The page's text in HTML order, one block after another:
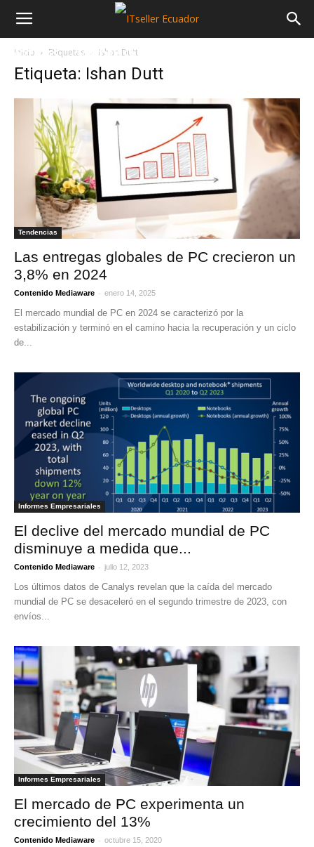
NOTICIAS MAYORISTAS
Inicio Etiquetas Ishan Dutt
Etiqueta: Ishan Dutt
Tendencias
Las entregas globales de PC crecieron un
3,8% en 2024
Contenido Mediaware - enero 14, 2025
El mercado mundial de PC en 2024 se caracterizó por la
estabilización y terminó en el camino hacia la recuperación y un ciclo
de...
Informes Empresariales
El declive del mercado mundial de PC
disminuye a medida que...
Contenido Mediaware - julio 12, 2023
Los últimos datos de Canalys revelan que la caída del mercado
mundial de PC se desaceleró en el segundo trimestre de 2023, con
envíos...
Informes Empresariales
El mercado de PC experimenta un
crecimiento del 13%
Contenido Mediaware - octubre 15, 2020